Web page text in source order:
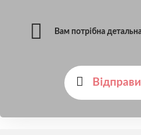
Вам потрібна